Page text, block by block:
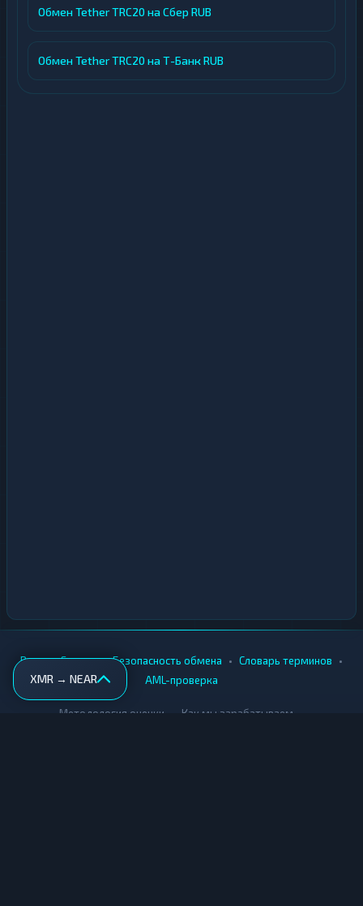
Обмен Tether TRC20 на Сбер RUB
Обмен Tether TRC20 на Т-Банк RUB
XMR → NEAR
Вики • Города • Безопасность обмена • Словарь терминов •
AML-проверка
Методология оценки Как мы зарабатываем